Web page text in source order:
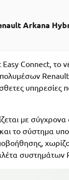
Arkana
Connect, το
με
το σύστημα
συστημάτων